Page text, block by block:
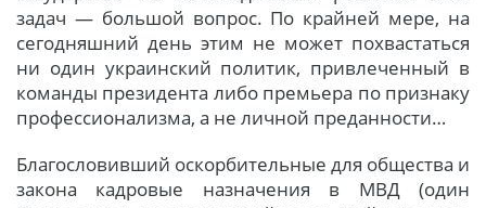
задач — большой вопрос. По крайней мере, на
сегодняшний день этим не может похвастаться
ни один украинский политик, привлеченный в
команды президента либо премьера по признаку
профессионализма, а не личной преданности…
Благословивший оскорбительные для общества и
закона кадровые назначения в МВД (один